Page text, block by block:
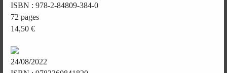
ISBN : 978-2-84809-384-0
72 pages
14,50 €
24/08/2022